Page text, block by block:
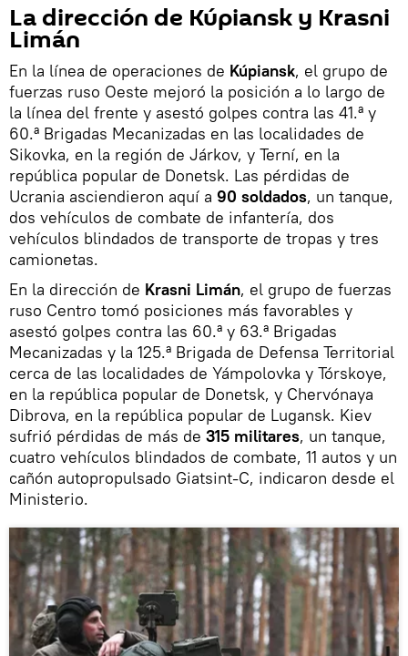
La dirección de Kúpiansk y Krasni
Limán
En la línea de operaciones de Kúpiansk, el grupo de
fuerzas ruso Oeste mejoró la posición a lo largo de
la línea del frente y asestó golpes contra las 41.ª y
60.ª Brigadas Mecanizadas en las localidades de
Sikovka, en la región de Járkov, y Terní, en la
república popular de Donetsk. Las pérdidas de
Ucrania asciendieron aquí a 90 soldados, un tanque,
dos vehículos de combate de infantería, dos
vehículos blindados de transporte de tropas y tres
camionetas.
En la dirección de Krasni Limán, el grupo de fuerzas
ruso Centro tomó posiciones más favorables y
asestó golpes contra las 60.ª y 63.ª Brigadas
Mecanizadas y la 125.ª Brigada de Defensa Territorial
cerca de las localidades de Yámpolovka y Tórskoye,
en la república popular de Donetsk, y Chervónaya
Dibrova, en la república popular de Lugansk. Kiev
sufrió pérdidas de más de 315 militares, un tanque,
cuatro vehículos blindados de combate, 11 autos y un
cañón autopropulsado Giatsint-C, indicaron desde el
Ministerio.